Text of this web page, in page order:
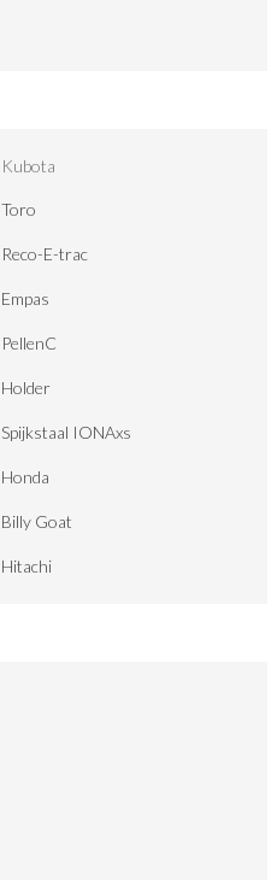
Kubota
Toro
Reco-E-trac
Empas
PellenC
Holder
Spijkstaal IONAxs
Honda
Billy Goat
Hitachi